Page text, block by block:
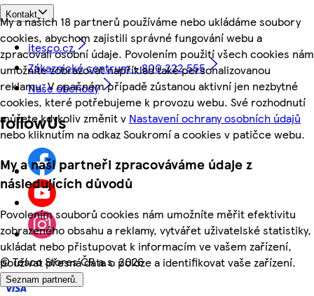
My a našich 18 partnerů používáme nebo ukládáme soubory
cookies, abychom zajistili správné fungování webu a
zpracovali osobní údaje. Povolením použití všech cookies nám
umožníte zobrazovat například také personalizovanou
reklamu. V opačném případě zůstanou aktivní jen nezbytné
cookies, které potřebujeme k provozu webu. Své rozhodnutí
můžete kdykoliv změnit v Nastavení ochrany osobních údajů
nebo kliknutím na odkaz Soukromí a cookies v patičce webu.
My a naši partneři zpracováváme údaje z
následujících důvodů
Povolením souborů cookies nám umožníte měřit efektivitu
zobrazeného obsahu a reklamy, vytvářet uživatelské statistiky,
ukládat nebo přistupovat k informacím ve vašem zařízení,
používat přesná data o poloze a identifikovat vaše zařízení.
Seznam partnerů.
Kontakt
itesco.cz
Zákaznické centrum - 800 222 555
Naše obchody
followUs
©Tesco Stores ČR a.s. 2026